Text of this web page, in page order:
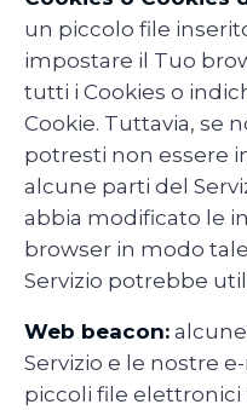
un piccolo file
impostare il Tuo
tutti i Cookies o
Cookie. Tuttavia, se
potresti non essere
alcune parti del
abbia modificato le
browser in modo
Servizio potrebbe
Web beacon:
Servizio e le nostre
piccoli file